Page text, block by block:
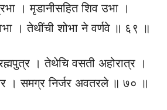
। मृडानीसहित शिव उभा ।
। तेथींची शोभा ने वर्णवे ॥ ६९ ॥
। तेथेचि वसती अहोरात्र ।
। समग्र निर्जर अवतरले ॥ ७० ॥